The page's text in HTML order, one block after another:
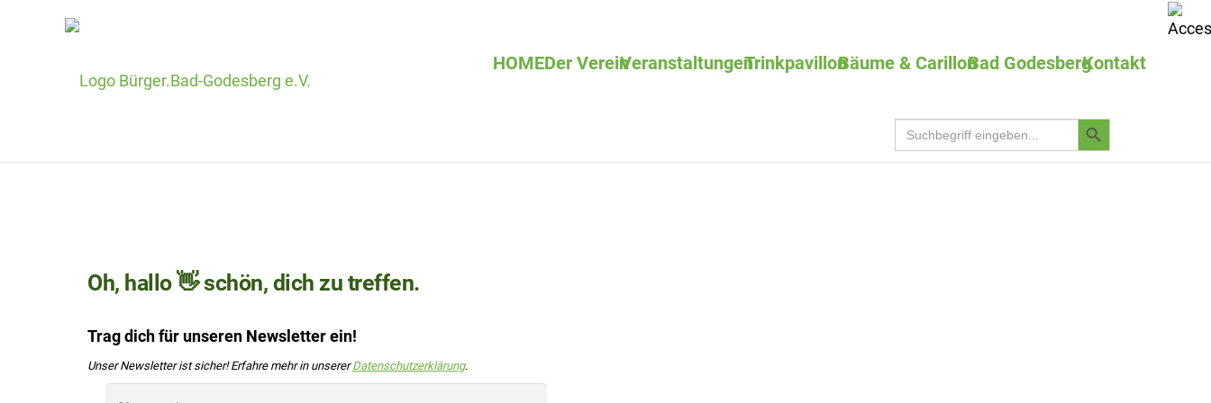
HOMEDer VereinVeranstaltungenTrinkpavillonBäume & CarillonBad GodesbergKontakt
Search
for:
Search
Button
Oh, hallo 👋 schön, dich zu treffen.
Trag dich für unseren Newsletter ein!
Unser Newsletter ist sicher! Erfahre mehr in unsererDatenschutzerklärung.